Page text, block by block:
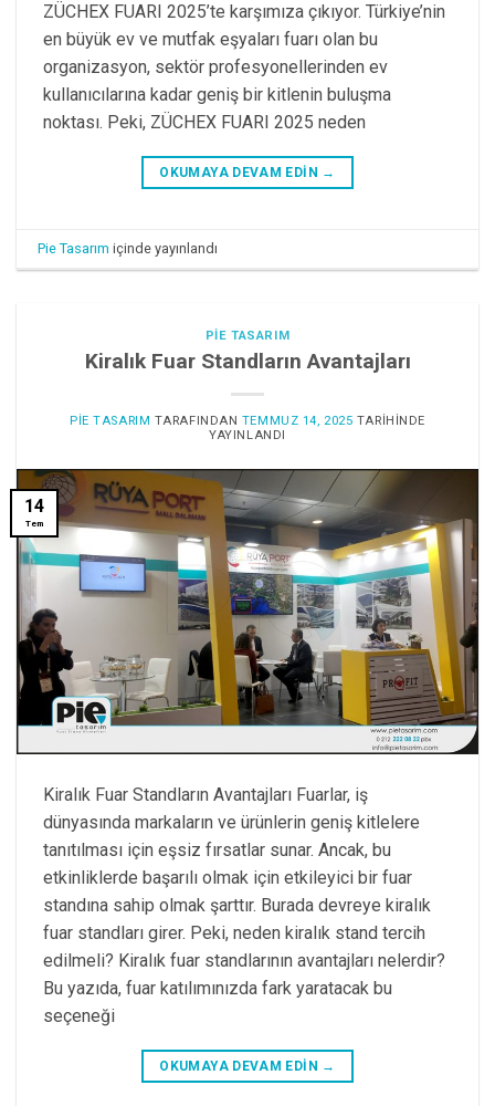
ZÜCHEX FUARI 2025’te karşımıza çıkıyor. Türkiye’nin
en büyük ev ve mutfak eşyaları fuarı olan bu
organizasyon, sektör profesyonellerinden ev
kullanıcılarına kadar geniş bir kitlenin buluşma
noktası. Peki, ZÜCHEX FUARI 2025 neden
OKUMAYA DEVAM EDIN →
Pie Tasarım içinde yayınlandı
PIE TASARIM
Kiralık Fuar Standların Avantajları
PIE TASARIM TARAFINDAN TEMMUZ 14, 2025 TARIHINDE
YAYINLANDI
14
Tem
Kiralık Fuar Standların Avantajları Fuarlar, iş
dünyasında markaların ve ürünlerin geniş kitlelere
tanıtılması için eşsiz fırsatlar sunar. Ancak, bu
etkinliklerde başarılı olmak için etkileyici bir fuar
standına sahip olmak şarttır. Burada devreye kiralık
fuar standları girer. Peki, neden kiralık stand tercih
edilmeli? Kiralık fuar standlarının avantajları nelerdir?
Bu yazıda, fuar katılımınızda fark yaratacak bu
seçeneği
OKUMAYA DEVAM EDIN →